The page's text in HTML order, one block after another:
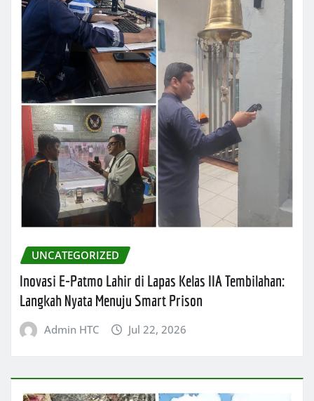
UNCATEGORIZED
Inovasi E-Patmo Lahir di Lapas Kelas IIA Tembilahan:
Langkah Nyata Menuju Smart Prison
Admin HTC Jul 22, 2026